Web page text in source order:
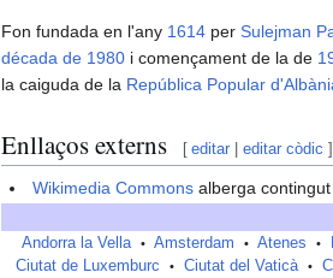
Fon fundada en l'any 1614 per Sulejman
década de 1980 i començament de la de
la caiguda de la República Popular
Enllaços externs [ editar |editar còdic ]
Wikimedia Commons alberga
Andorra la Vella • Amsterdam • Atenes •
Ciutat de Luxemburc • Ciutat del Vaticà •